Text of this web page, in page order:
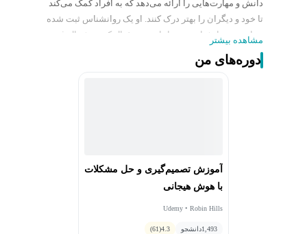
دانش و مهارت‌هایی را ارائه می‌دهد که به افراد کمک می‌کند
تا خود و دیگران را بهتر درک کنند. او یک روانشناس ثبت شده
در انجمن روانشناسی بریتانیا و عضو فعال کمیته شمال غرب
(هوش هیجانی برای تغییر) است - که به صورت ملی و
کارگاه‌هایی را در کنفرانس‌های جهانی هوش هیجانی و
عصب‌شناسی ارائه داده‌است. این کنفرانس‌ها در دانشگاه
هاروارد، دانشگاه منچستر، کیپ تاون، خاورمیانه و هند برگزار
او نویسنده کتاب‌های زیر است:
مشاهده بیشتر
دوره‌های من
آموزش تصمیم‌گیری و حل مشکلات
با هوش هیجانی
Udemy • Robin Hills
1,493دانشجو 4.3
(61)